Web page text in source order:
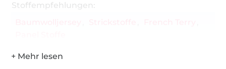
Stoffempfehlungen: